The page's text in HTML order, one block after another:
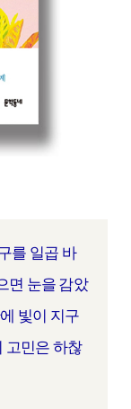
를 일곱 바
면 눈을 감았
빛이 지구
고민은 하찮